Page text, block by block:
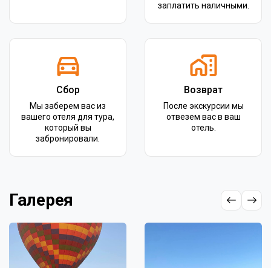
заплатить наличными.
Сбор
Мы заберем вас из
вашего отеля для тура,
который вы
забронировали.
Возврат
После экскурсии мы
отвезем вас в ваш
отель.
Галерея